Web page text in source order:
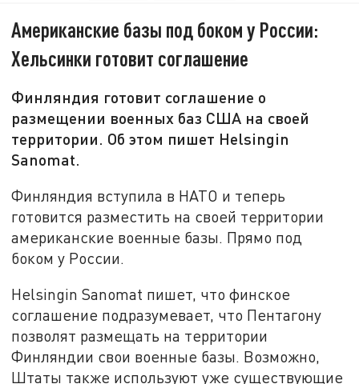
Американские базы под боком у России:
Хельсинки готовит соглашение
Финляндия готовит соглашение о
размещении военных баз США на своей
территории. Об этом пишет Helsingin
Sanomat.
Финляндия вступила в НАТО и теперь
готовится разместить на своей территории
американские военные базы. Прямо под
боком у России.
Helsingin Sanomat пишет, что финское
соглашение подразумевает, что Пентагону
позволят размещать на территории
Финляндии свои военные базы. Возможно,
Штаты также используют уже существующие